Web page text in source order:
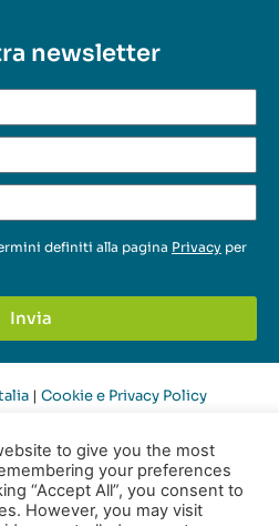
newsletter
definiti alla pagina Privacy per
Invia
| Cookie e Privacy Policy
© 2022-2026 Common Ground
Tutti i diritti riservati
to give you the most
your preferences
“Accept All”, you consent to
However, you may visit